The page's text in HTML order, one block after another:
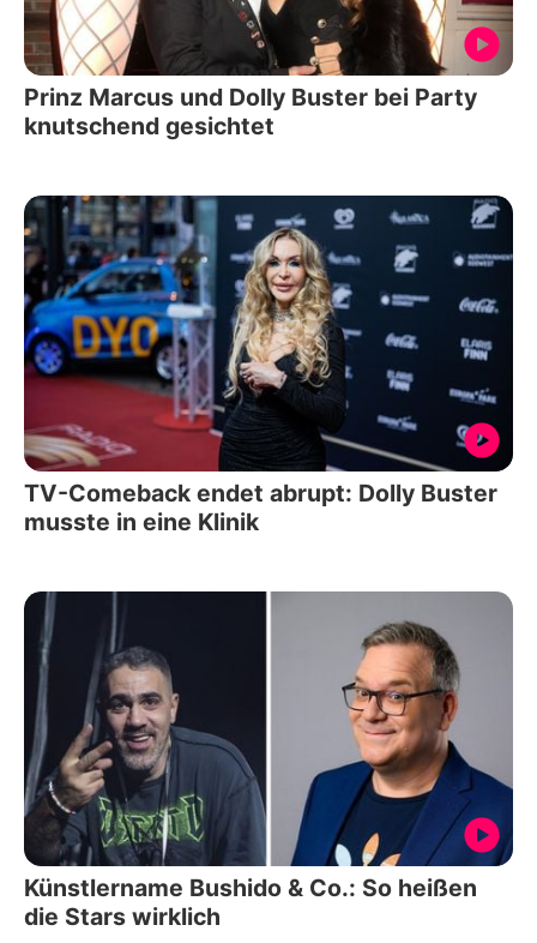
Prinz Marcus und Dolly Buster bei Party
knutschend gesichtet
TV-Comeback endet abrupt: Dolly Buster
musste in eine Klinik
Künstlername Bushido & Co.: So heißen
die Stars wirklich